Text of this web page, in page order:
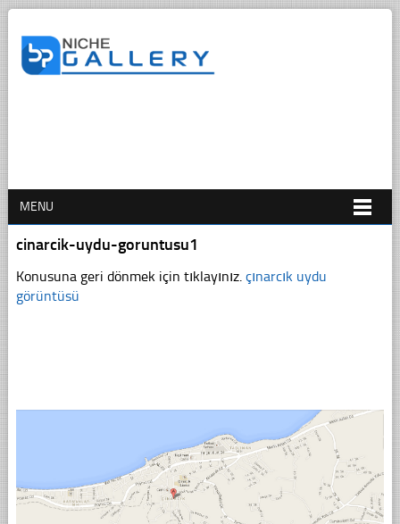
MENU
cinarcik-uydu-goruntusu1
Konusuna geri dönmek için tıklayınız. çınarcık uydu
görüntüsü